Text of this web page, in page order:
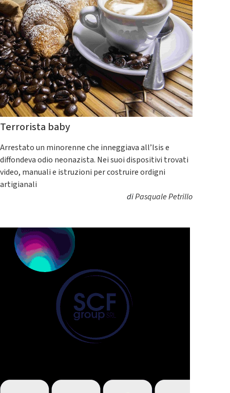
Terrorista baby
Arrestato un minorenne che inneggiava all’Isis e
diffondeva odio neonazista. Nei suoi dispositivi trovati
video, manuali e istruzioni per costruire ordigni
artigianali
diPasquale Petrillo